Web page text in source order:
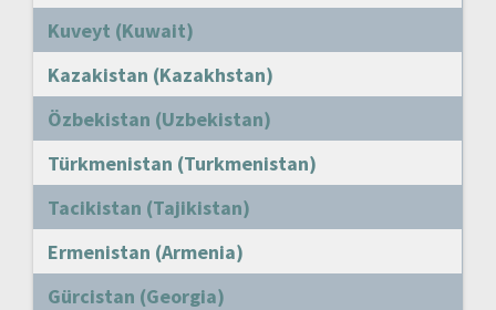
Kuveyt (Kuwait)
Kazakistan (Kazakhstan)
Özbekistan (Uzbekistan)
Türkmenistan (Turkmenistan)
Tacikistan (Tajikistan)
Ermenistan (Armenia)
Gürcistan (Georgia)